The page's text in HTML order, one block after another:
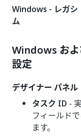
Windows - レガシ
ム
Windows お
設定
デザイナー パネル
タスク ID -
フィールド
ます。